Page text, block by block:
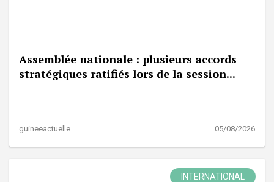
Assemblée nationale : plusieurs accords
stratégiques ratifiés lors de la session...
guineeactuelle 05/08/2026
INTERNATIONAL